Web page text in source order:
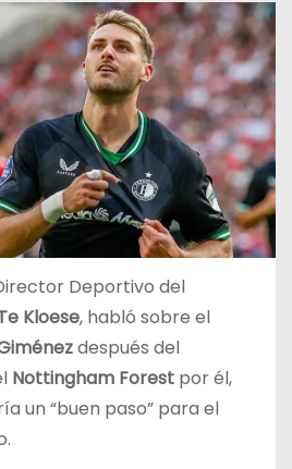
Deportivo del
Kloese, habló sobre el
después del
Nottingham Forestpor él,
un “buen paso” para el